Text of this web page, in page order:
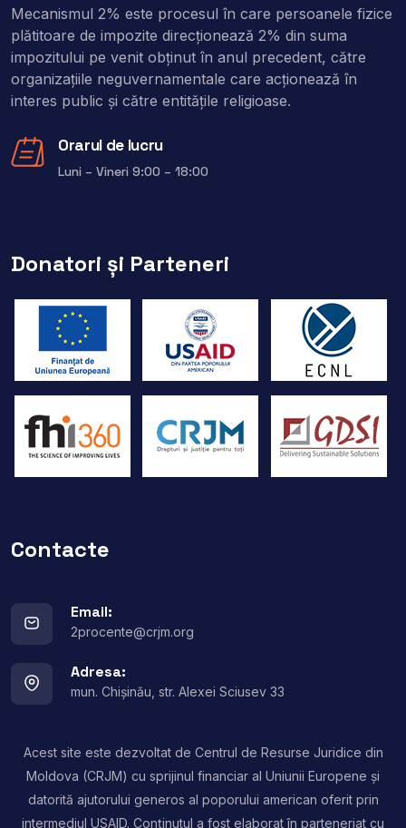
Mecanismul 2% este procesul în care persoanele fizice
plătitoare de impozite direcţionează 2% din suma
impozitului pe venit obţinut în anul precedent, către
organizaţiile neguvernamentale care acţionează în
interes public şi către entitățile religioase.
Orarul de lucru
Luni – Vineri 9:00 – 18:00
Donatori și Parteneri
Contacte
Email:
2procente@crjm.org
Adresa:
mun. Chișinău, str. Alexei Sciusev 33
Acest site este dezvoltat de Centrul de Resurse Juridice din
Moldova (CRJM) cu sprijinul financiar al Uniunii Europene și
datorită ajutorului generos al poporului american oferit prin
intermediul USAID. Conținutul a fost elaborat în parteneriat cu